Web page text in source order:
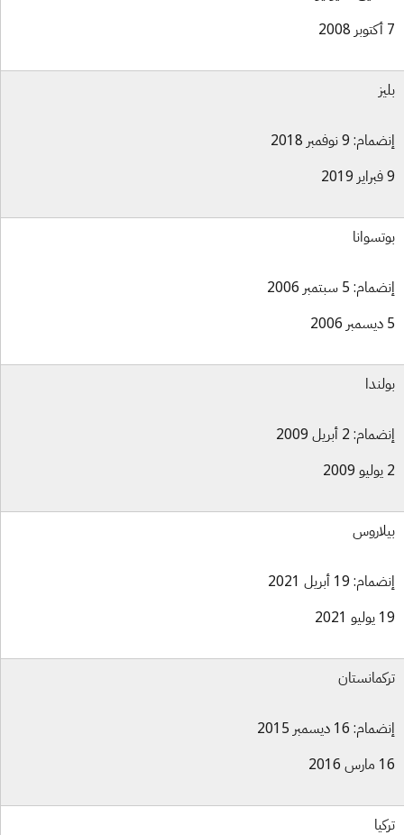
9 نوفمبر 2018
5 سبتمبر 2006
2 أبريل 2009
19 أبريل 2021
16 ديسمبر 2015